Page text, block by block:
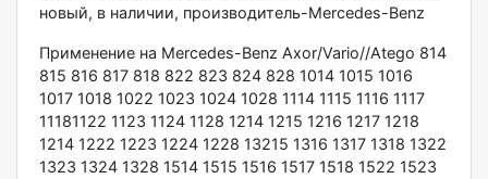
новый, в наличии, производитель-Mercedes-Benz
Применение на Mercedes-Benz Axor/Vario//Atego 814
815 816 817 818 822 823 824 828 1014 1015 1016
1017 1018 1022 1023 1024 1028 1114 1115 1116 1117
11181122 1123 1124 1128 1214 1215 1216 1217 1218
1214 1222 1223 1224 1228 13215 1316 1317 1318 1322
1323 1324 1328 1514 1515 1516 1517 1518 1522 1523